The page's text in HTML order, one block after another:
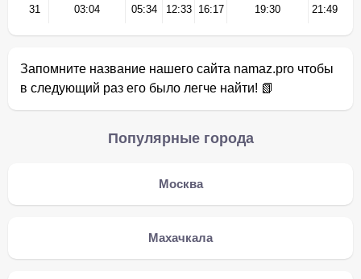
31 03:04 05:34 12:33 16:17 19:30 21:49
Запомните название нашего сайта namaz.pro чтобы
в следующий раз его было легче найти! 📗
Популярные города
Москва
Махачкала